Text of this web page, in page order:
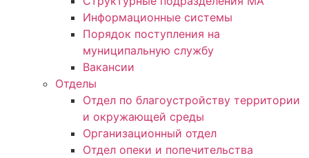
Информационные системы
Порядок поступления на
муниципальную службу
Вакансии
Отделы
Отдел по благоустройству территории
и окружающей среды
Организационный отдел
Отдел опеки и попечительства